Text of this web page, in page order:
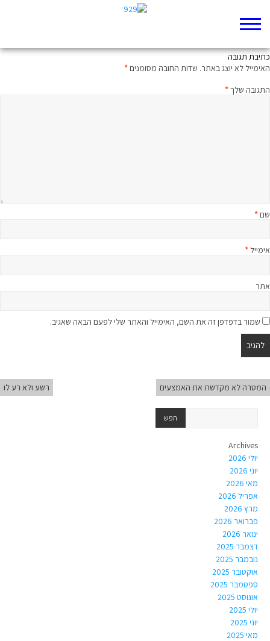
כתיבת תגובה
האימייל לא יוצג באתר. שדות החובה מסומנים*
התגובה שלך*
שם*
אימייל *
אתר
שמור בדפדפן זה את השם, האימייל והאתר שלי לפעם הבאה שאגיב.
המטרה לא מקדשת את האמצעים רשע ולא רע לו
Archives
יולי 2026
יוני 2026
מאי 2026
אפריל 2026
מרץ 2026
פברואר 2026
ינואר 2026
דצמבר 2025
נובמבר 2025
אוקטובר 2025
ספטמבר 2025
אוגוסט 2025
יולי 2025
יוני 2025
מאי 2025